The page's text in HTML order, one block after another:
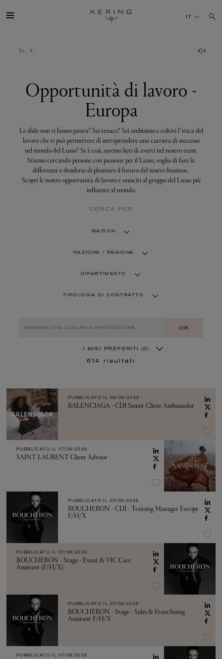
lavoro
SOSTENIBILITÀ
FINANCE
MEDIA
IT
Opportunità di lavoro -
Europa
Le sfide non ti fanno paura? Sei tenace? Sei ambizioso e coltivi l’etica del
lavoro che ti può permettere di intraprendere una carriera di successo
nel mondo del Lusso? Se è così, saremo lieti di averti nel nostro team.
Stiamo cercando persone con passione per il Lusso, voglia di fare la
differenza e desiderio di plasmare il futuro del nostro business.
Scopri le nostre opportunità di lavoro e unisciti al gruppo del Lusso più
influente al mondo.
CERCA PER
MAISON
NAZIONE / REGIONE
DIPARTIMENTO
TIPOLOGIA DI CONTRATTO
OK
I MIEI PREFERITI (0)
614 risultati
PUBBLICATO IL 08/08/2026
BALENCIAGA - CDI Senior Client Ambassador
PUBBLICATO IL 07/08/2026
SAINT LAURENT Client Advisor
PUBBLICATO IL 07/08/2026
BOUCHERON - CDI - Training Manager Europe
F/H/X
PUBBLICATO IL 07/08/2026
BOUCHERON - Stage - Event & VIC Care
Assistant (F/H/X)
PUBBLICATO IL 07/08/2026
BOUCHERON - Stage - Sales & Franchising
Assistant F/H/X
PUBBLICATO IL 07/08/2026